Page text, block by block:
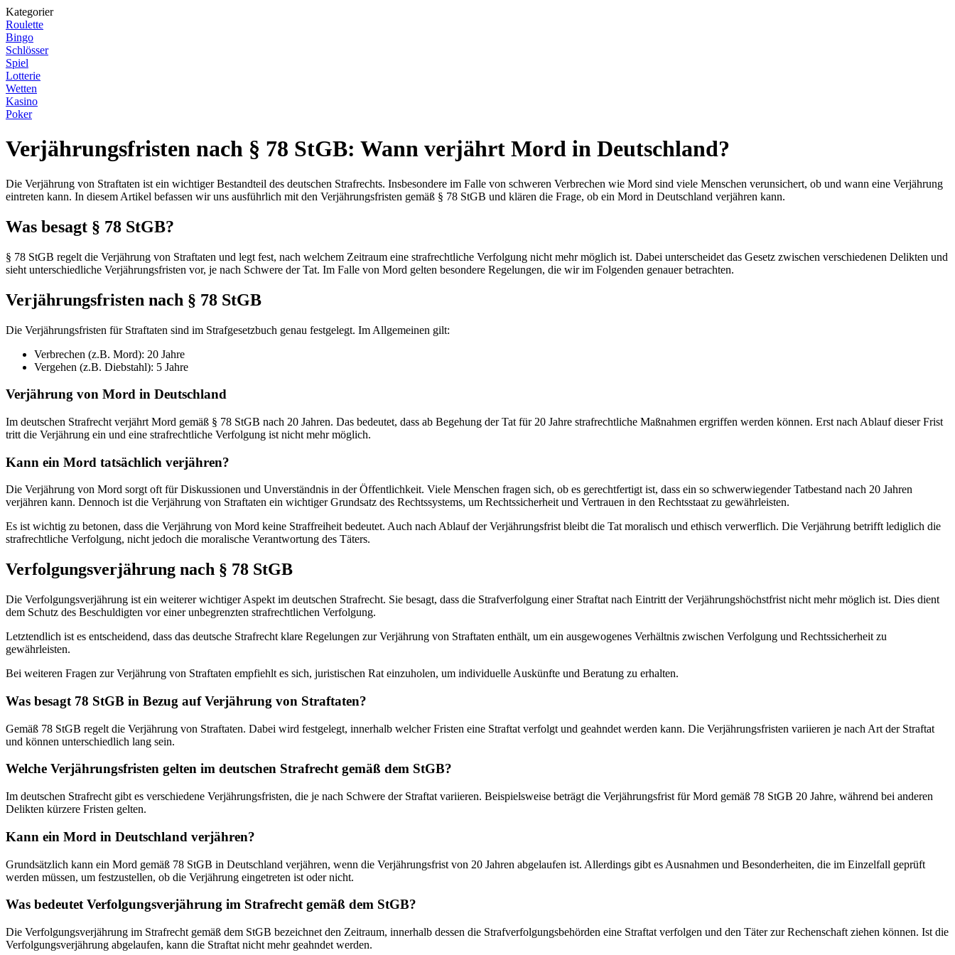
Kategorier
Roulette
Bingo
Schlösser
Spiel
Lotterie
Wetten
Kasino
Poker
Verjährungsfristen nach § 78 StGB: Wann verjährt Mord in Deutschland?
Die Verjährung von Straftaten ist ein wichtiger Bestandteil des deutschen Strafrechts. Insbesondere im Falle von schweren Verbrechen wie Mord sind viele Menschen verunsichert, ob und wann eine Verjährung
eintreten kann. In diesem Artikel befassen wir uns ausführlich mit den Verjährungsfristen gemäß § 78 StGB und klären die Frage, ob ein Mord in Deutschland verjähren kann.
Was besagt § 78 StGB?
§ 78 StGB regelt die Verjährung von Straftaten und legt fest, nach welchem Zeitraum eine strafrechtliche Verfolgung nicht mehr möglich ist. Dabei unterscheidet das Gesetz zwischen verschiedenen Delikten und
sieht unterschiedliche Verjährungsfristen vor, je nach Schwere der Tat. Im Falle von Mord gelten besondere Regelungen, die wir im Folgenden genauer betrachten.
Verjährungsfristen nach § 78 StGB
Die Verjährungsfristen für Straftaten sind im Strafgesetzbuch genau festgelegt. Im Allgemeinen gilt:
Verbrechen (z.B. Mord): 20 Jahre
Vergehen (z.B. Diebstahl): 5 Jahre
Verjährung von Mord in Deutschland
Im deutschen Strafrecht verjährt Mord gemäß § 78 StGB nach 20 Jahren. Das bedeutet, dass ab Begehung der Tat für 20 Jahre strafrechtliche Maßnahmen ergriffen werden können. Erst nach Ablauf dieser Frist
tritt die Verjährung ein und eine strafrechtliche Verfolgung ist nicht mehr möglich.
Kann ein Mord tatsächlich verjähren?
Die Verjährung von Mord sorgt oft für Diskussionen und Unverständnis in der Öffentlichkeit. Viele Menschen fragen sich, ob es gerechtfertigt ist, dass ein so schwerwiegender Tatbestand nach 20 Jahren
verjähren kann. Dennoch ist die Verjährung von Straftaten ein wichtiger Grundsatz des Rechtssystems, um Rechtssicherheit und Vertrauen in den Rechtsstaat zu gewährleisten.
Es ist wichtig zu betonen, dass die Verjährung von Mord keine Straffreiheit bedeutet. Auch nach Ablauf der Verjährungsfrist bleibt die Tat moralisch und ethisch verwerflich. Die Verjährung betrifft lediglich die
strafrechtliche Verfolgung, nicht jedoch die moralische Verantwortung des Täters.
Verfolgungsverjährung nach § 78 StGB
Die Verfolgungsverjährung ist ein weiterer wichtiger Aspekt im deutschen Strafrecht. Sie besagt, dass die Strafverfolgung einer Straftat nach Eintritt der Verjährungshöchstfrist nicht mehr möglich ist. Dies dient
dem Schutz des Beschuldigten vor einer unbegrenzten strafrechtlichen Verfolgung.
Letztendlich ist es entscheidend, dass das deutsche Strafrecht klare Regelungen zur Verjährung von Straftaten enthält, um ein ausgewogenes Verhältnis zwischen Verfolgung und Rechtssicherheit zu
gewährleisten.
Bei weiteren Fragen zur Verjährung von Straftaten empfiehlt es sich, juristischen Rat einzuholen, um individuelle Auskünfte und Beratung zu erhalten.
Was besagt 78 StGB in Bezug auf Verjährung von Straftaten?
Gemäß 78 StGB regelt die Verjährung von Straftaten. Dabei wird festgelegt, innerhalb welcher Fristen eine Straftat verfolgt und geahndet werden kann. Die Verjährungsfristen variieren je nach Art der Straftat
und können unterschiedlich lang sein.
Welche Verjährungsfristen gelten im deutschen Strafrecht gemäß dem StGB?
Im deutschen Strafrecht gibt es verschiedene Verjährungsfristen, die je nach Schwere der Straftat variieren. Beispielsweise beträgt die Verjährungsfrist für Mord gemäß 78 StGB 20 Jahre, während bei anderen
Delikten kürzere Fristen gelten.
Kann ein Mord in Deutschland verjähren?
Grundsätzlich kann ein Mord gemäß 78 StGB in Deutschland verjähren, wenn die Verjährungsfrist von 20 Jahren abgelaufen ist. Allerdings gibt es Ausnahmen und Besonderheiten, die im Einzelfall geprüft
werden müssen, um festzustellen, ob die Verjährung eingetreten ist oder nicht.
Was bedeutet Verfolgungsverjährung im Strafrecht gemäß dem StGB?
Die Verfolgungsverjährung im Strafrecht gemäß dem StGB bezeichnet den Zeitraum, innerhalb dessen die Strafverfolgungsbehörden eine Straftat verfolgen und den Täter zur Rechenschaft ziehen können. Ist die
Verfolgungsverjährung abgelaufen, kann die Straftat nicht mehr geahndet werden.